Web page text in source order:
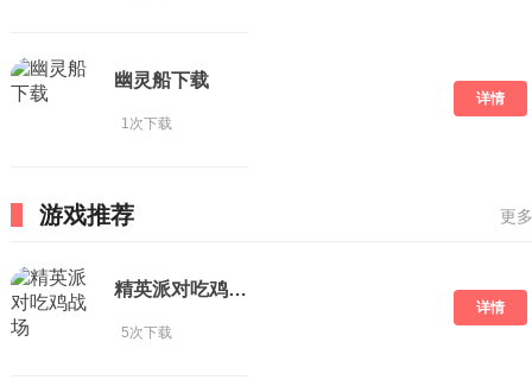
幽灵船下载
1次下载
详情
游戏推荐 更
精英派对吃鸡战场
5次下载
详情